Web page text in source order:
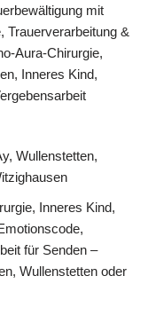
mit
Trauerverarbeitung &
Aura-Chirurgie,
Inneres Kind,
Wullenstetten,
Inneres Kind,
für Senden –
Wullenstetten oder